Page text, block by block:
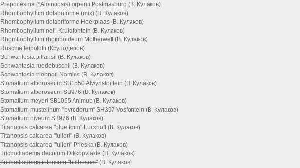
Prepodesma (*Aloinopsis) orpenii Postmasburg (В. Кулаков)
Rhombophyllum dolabriforme (mix) (В. Кулаков)
Rhombophyllum dolabriforme Hoekplaas (В. Кулаков)
Rhombophyllum nelii Kruidfontein (В. Кулаков)
Rhombophyllum rhomboideum Motherwell (В. Кулаков)
Ruschia leipoldtii (Круподёров)
Schwantesia pillansii (В. Кулаков)
Schwantesia ruedebuschii (В. Кулаков)
Schwantesia triebneri Namies (В. Кулаков)
Stomatium alboroseum SB1550 Alwynsfontein (В. Кулаков)
Stomatium alboroseum SB976 (В. Кулаков)
Stomatium meyeri SB1055 Animub (В. Кулаков)
Stomatium mustelinum "pyrodorum" SH397 Vosfontein (В. Кулаков)
Stomatium niveum SB976 (В. Кулаков)
Titanopsis calcarea "blue form" Luckhoff (В. Кулаков)
Titanopsis calcarea "fulleri" (В. Кулаков)
Titanopsis calcarea "fulleri" Prieska (В. Кулаков)
Trichodiadema decorum Dikkopvlakte (В. Кулаков)
Trichodiadema intonsum "bulbosum" (В. Кулаков)